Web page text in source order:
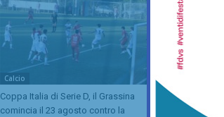
Calcio
Coppa Italia di Serie D, il Grassina
comincia il 23 agosto contro la
Serie D, ecco
Grassina e